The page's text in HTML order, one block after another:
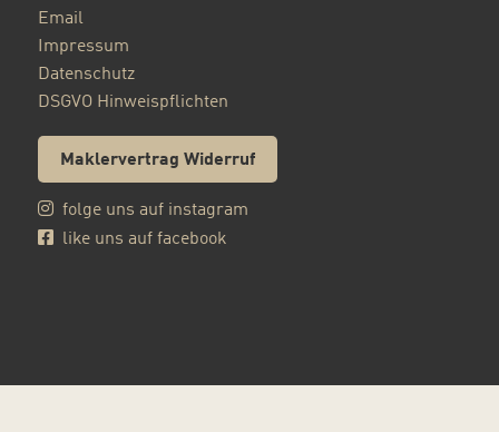
Email
Impressum
Datenschutz
DSGVO Hinweispflichten
Maklervertrag Widerruf
folge uns auf instagram
like uns auf facebook